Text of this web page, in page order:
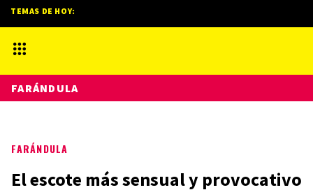
FARÁNDULA
El escote más sensual y provocativo
TEMAS DE HOY:
FARÁNDULA